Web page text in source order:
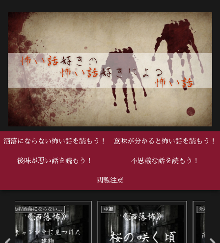
洒落にならない怖い話を読もう！ 意味が分かると怖い話を読もう！
後味が悪い話を読もう！ 不思議な話を読もう！
閲覧注意
中編